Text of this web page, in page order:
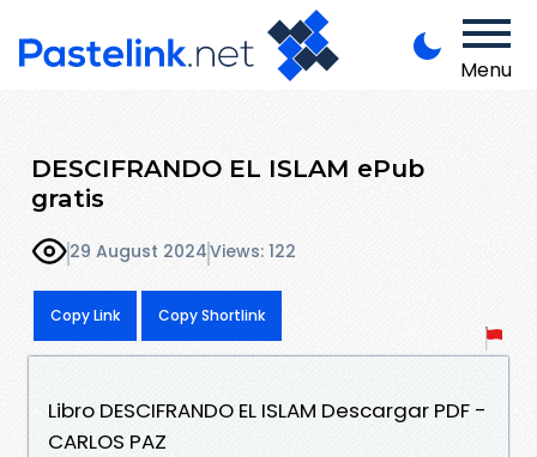
Menu
DESCIFRANDO EL ISLAM ePub
gratis
29 August 2024Views: 122
Copy Link Copy Shortlink
Libro DESCIFRANDO EL ISLAM Descargar PDF -
CARLOS PAZ